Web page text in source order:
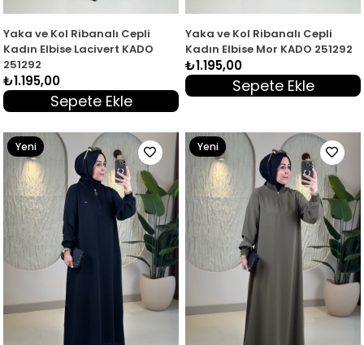
Yaka ve Kol Ribanalı Cepli
Kadın Elbise Lacivert KADO
251292
₺1.195,00
Sepete Ekle
Yaka ve Kol Ribanalı Cepli
Kadın Elbise Mor KADO 251292
₺1.195,00
Sepete Ekle
Yeni
Ürün
Yeni
Ürün